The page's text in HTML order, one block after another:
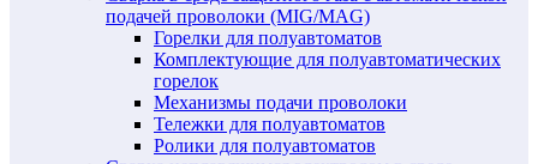
подачей проволоки (MIG/MAG)
Горелки для полуавтоматов
Комплектующие для полуавтоматических
горелок
Механизмы подачи проволоки
Тележки для полуавтоматов
Ролики для полуавтоматов